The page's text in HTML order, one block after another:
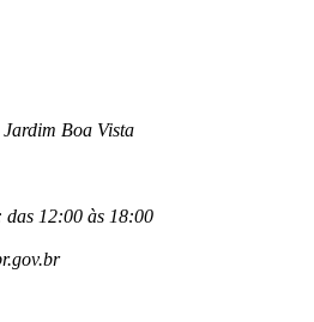
Boa Vista
12:00 às 18:00